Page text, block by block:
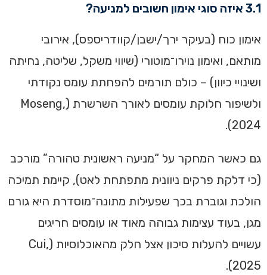
3.1 איזה סוגי אימון חשובים למניעה?
אימון כוח (בעיקר ירך/ישבן/קוודריספס), אירובי
מותאם, ואימון נוירו־מוטורי (שיווי משקל, שליטה, נחיתה
ושינויי כיוון) – כולם תורמים להפחתת עומס נקודתי
ולשיפור חלוקת עומסים לאורך השרשרת (Moseng,
2024).
גם כאשר המחקר על “מניעה ראשונית טהורה” מורכב
(כי דלקת פרקים ניוונית מתפתחת לאט), קיימת תמיכה
הולכת וגוברת בכך שפעילות מתונה־מוסדרת היא גורם
מגן, בעוד עצימות גבוהה מאוד או עומסים חריגים
עשויים להעלות סיכון אצל חלק מהאוכלוסיות (Cui,
2025).